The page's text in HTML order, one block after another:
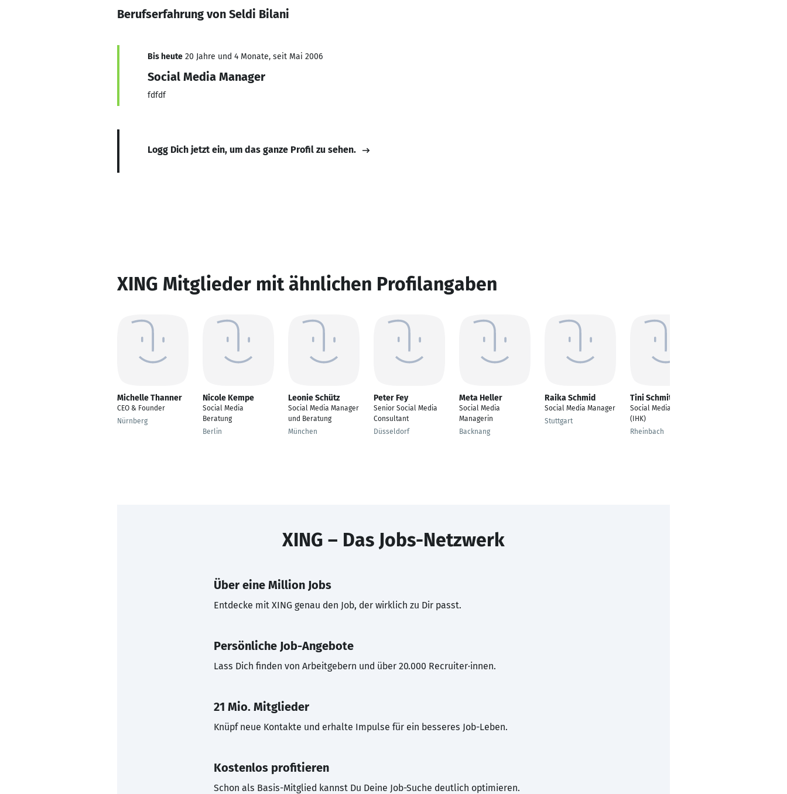
Berufserfahrung von Seldi Bilani
Bis heute 20 Jahre und 4 Monate, seit Mai 2006
Social Media Manager
fdfdf
Logg Dich jetzt ein, um das ganze Profil zu sehen.
XING Mitglieder mit ähnlichen Profilangaben
Michelle Thanner
CEO & Founder
Nürnberg
Nicole Kempe
Social Media
Beratung
Berlin
Leonie Schütz
Social Media Manager
und Beratung
München
Peter Fey
Senior Social Media
Consultant
Düsseldorf
Meta Heller
Social Media
Managerin
Backnang
Raika Schmid
Social Media Manager
Stuttgart
Tini Schmitz
Social Media Manager
(IHK)
Rheinbach
XING – Das Jobs-Netzwerk
Über eine Million Jobs
Entdecke mit XING genau den Job, der wirklich zu Dir passt.
Persönliche Job-Angebote
Lass Dich finden von Arbeitgebern und über 20.000 Recruiter·innen.
21 Mio. Mitglieder
Knüpf neue Kontakte und erhalte Impulse für ein besseres Job-Leben.
Kostenlos profitieren
Schon als Basis-Mitglied kannst Du Deine Job-Suche deutlich optimieren.